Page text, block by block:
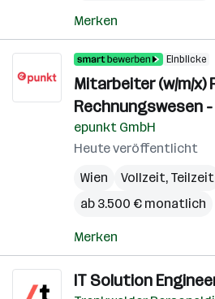
Merken
Einblicke
Mitarbeiter (w/m/x)
Rechnungswesen
epunkt GmbH
Heute veröffentlicht
Wien
Vollzeit, Teilzeit
ab 3.500 € monatlich
Merken
IT Solution